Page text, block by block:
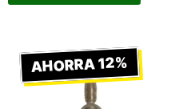
AHORRA 12%
de
precios:
desde
€3,75